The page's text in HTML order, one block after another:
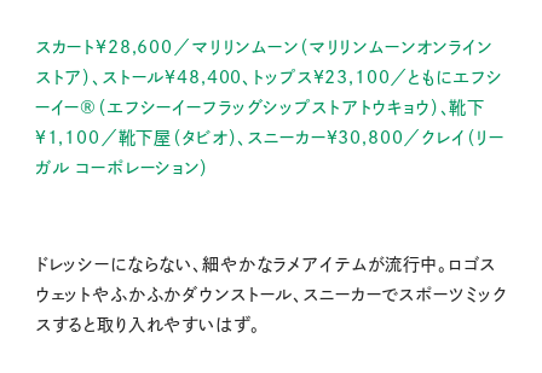
スカート¥28,600／マリリンムーン（マリリンムーンオンライン
ストア）、ストール¥48,400、トップス¥23,100／ともにエフシ
ーイー®（エフシーイーフラッグシップストアトウキョウ）、靴下
¥1,100／靴下屋（タビオ）、スニーカー¥30,800／クレイ（リー
ガル コーポレーション）
ドレッシーにならない、細やかなラメアイテムが流行中。ロゴス
ウェットやふかふかダウンストール、スニーカーでスポーツミック
スすると取り入れやすいはず。